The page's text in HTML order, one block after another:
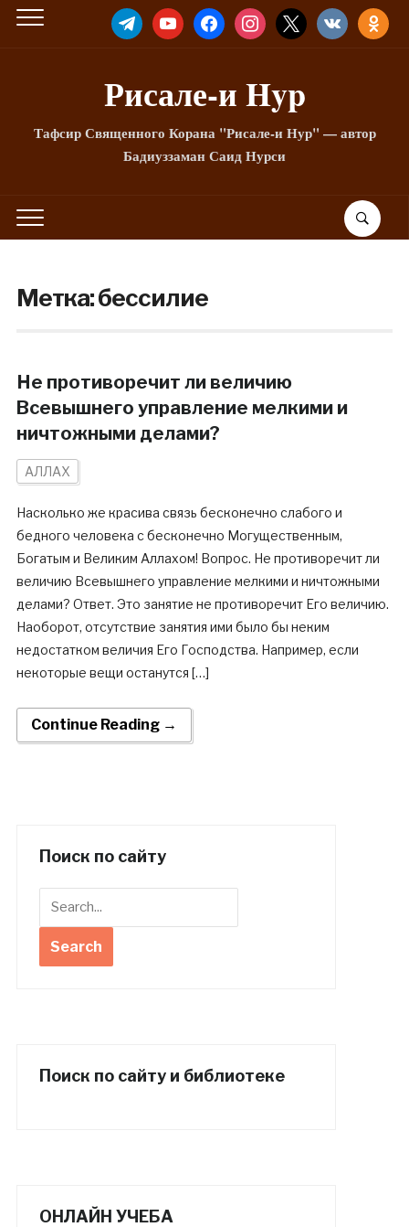
TELEGRAMYOUTUBEFACEBOOKINSTAGRAM
X VKONTAKTE
Рисале-и Hyp
Тафсир Священного Корана "Рисале-и Нур" — автор
Бадиуззаман Саид Нурси
Метка:бессилие
Не противоречит ли величию
Всевышнего управление мелкими и
ничтожными делами?
АЛЛАХ
Насколько же красива связь бесконечно слабого и
бедного человека с бесконечно Могущественным,
Богатым и Великим Аллахом! Вопрос. Не противоречит ли
величию Всевышнего управление мелкими и ничтожными
делами? Ответ. Это занятие не противоречит Его величию.
Наоборот, отсутствие занятия ими было бы неким
недостатком величия Его Господства. Например, если
некоторые вещи останутся […]
Continue Reading →
Поиск по сайту
Поиск по сайту и библиотеке
ОНЛАЙН УЧЕБА